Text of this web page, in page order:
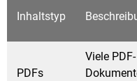
Inhaltstyp
PDFs
Viele PDF-